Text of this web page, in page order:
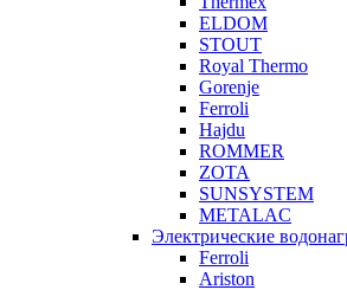
ELDOM
STOUT
Royal Thermo
Gorenje
Ferroli
Hajdu
ROMMER
ZOTA
SUNSYSTEM
METALAC
Электрические
Ferroli
Ariston